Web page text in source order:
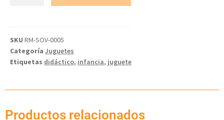
SKU RM-SOV-0005
Categoría Juguetes
Etiquetas didáctico, infancia, juguete
Productos relacionados